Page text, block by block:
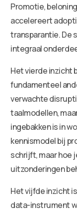
Promotie,
accelereert
transparantie. De
integraal
Het vierde inzicht
fundamenteel
verwachte
taalmodellen,
ingebakken is in
kennismodel bij
schrijft, maar hoe
uitzonderingen
Het vijfde inzicht
data-instrument